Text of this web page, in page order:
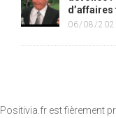
06/08/
Positivia.fr est fièrement